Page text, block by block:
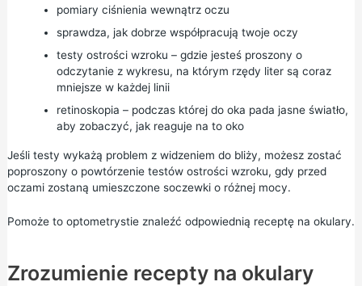
pomiary ciśnienia wewnątrz oczu
sprawdza, jak dobrze współpracują twoje oczy
testy ostrości wzroku – gdzie jesteś proszony o
odczytanie z wykresu, na którym rzędy liter są coraz
mniejsze w każdej linii
retinoskopia – podczas której do oka pada jasne światło,
aby zobaczyć, jak reaguje na to oko
Jeśli testy wykażą problem z widzeniem do bliży, możesz zostać
poproszony o powtórzenie testów ostrości wzroku, gdy przed
oczami zostaną umieszczone soczewki o różnej mocy.
Pomoże to optometrystie znaleźć odpowiednią receptę na okulary.
Zrozumienie recepty na okulary